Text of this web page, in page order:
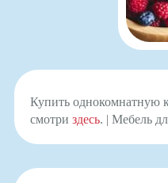
Купить однокомнатную
смотриздесь. | Мебель